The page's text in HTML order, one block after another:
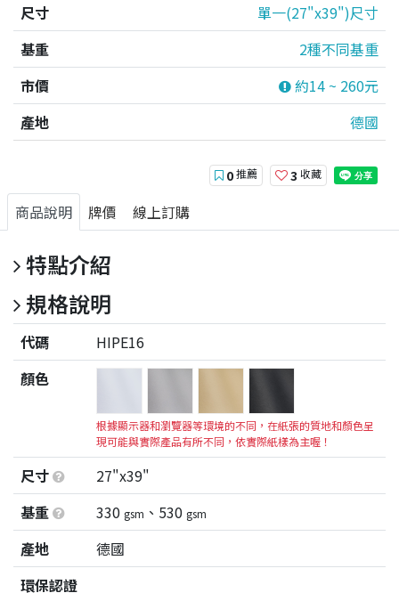
尺寸
單一(27"x39")尺寸
基重
2種不同基重
市價
約14 ~ 260元
產地
德國
0推薦 3 收藏
商品說明 牌價 線上訂購
特點介紹
規格說明
代碼
HIPE16
顏色
根據顯示器和瀏覽器等環境的不同，在紙張的質地和顏色呈
現可能與實際產品有所不同，依實際紙樣為主喔！
尺寸
27"x39"
基重
330 gsm 、530 gsm
產地
德國
環保認證